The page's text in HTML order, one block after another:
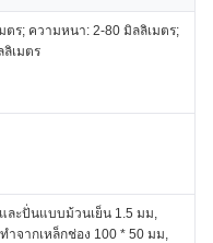
ตร; ความหนา: 2-80 มิลลิเมตร;
เมตร
ละปั่นแบบม้วนเย็น 1.5 มม,
าจากเหล็กช่อง 100 * 50 มม,